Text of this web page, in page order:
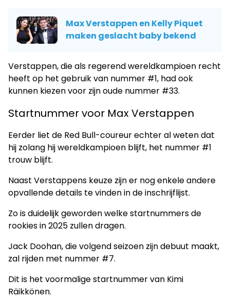
Max Verstappen en Kelly Piquet
maken geslacht baby bekend
Verstappen, die als regerend wereldkampioen recht
heeft op het gebruik van nummer #1, had ook
kunnen kiezen voor zijn oude nummer #33.
Startnummer voor Max Verstappen
Eerder liet de Red Bull-coureur echter al weten dat
hij zolang hij wereldkampioen blijft, het nummer #1
trouw blijft.
Naast Verstappens keuze zijn er nog enkele andere
opvallende details te vinden in de inschrijflijst.
Zo is duidelijk geworden welke startnummers de
rookies in 2025 zullen dragen.
Jack Doohan, die volgend seizoen zijn debuut maakt,
zal rijden met nummer #7.
Dit is het voormalige startnummer van Kimi
Räikkönen.